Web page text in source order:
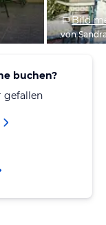
Bild
von
buchen?
gefallen